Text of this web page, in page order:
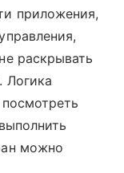
приложения,
раскрывать
Логика
можно